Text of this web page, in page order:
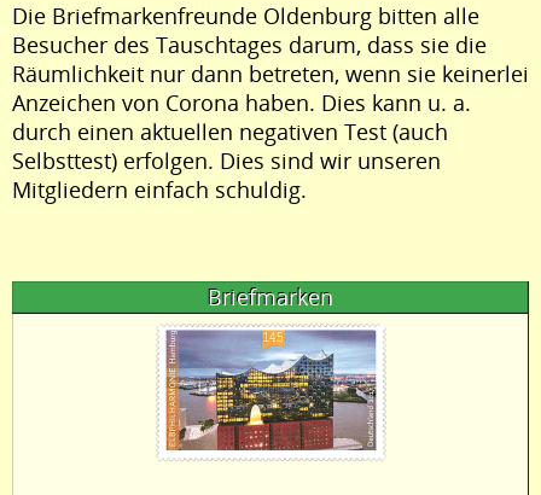
Die Briefmarkenfreunde Oldenburg bitten alle
Besucher des Tauschtages darum, dass sie die
Räumlichkeit nur dann betreten, wenn sie keinerlei
Anzeichen von Corona haben. Dies kann u. a.
durch einen aktuellen negativen Test (auch
Selbsttest) erfolgen. Dies sind wir unseren
Mitgliedern einfach schuldig.
Briefmarken